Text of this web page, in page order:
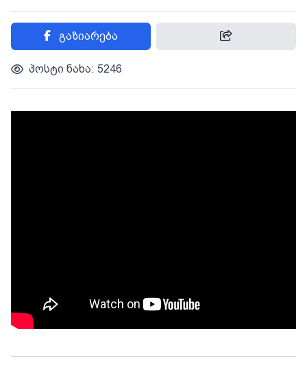
გაზიარება
პოსტი ნახა: 5246